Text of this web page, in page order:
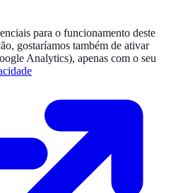
para o funcionamento deste
gostaríamos também de ativar
Analytics), apenas com o seu